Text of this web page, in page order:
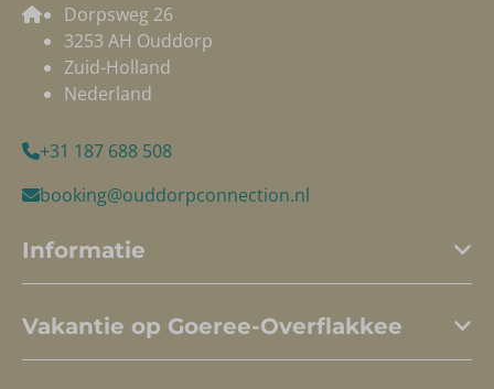
Dorpsweg 26
3253 AH Ouddorp
Zuid-Holland
Nederland
+31 187 688 508
booking@ouddorpconnection.nl
Informatie
Vakantie op Goeree-Overflakkee